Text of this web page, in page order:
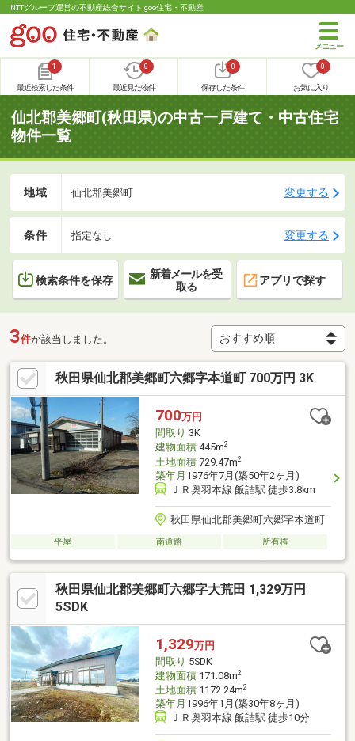
NTTグループ運営の不動産総合サイト goo住宅・不動産
1
最近検索した条件
0
最近見た物件
0
保存した条件
0
お気に入り
仙北郡美郷町(秋田県)の中古一戸建て・中古住宅
物件一覧
地域 仙北郡美郷町 変更する
条件 指定なし 変更する
検索条件を保存
新着メールを受
取る
アプリで探す
3件が該当しました。
秋田県仙北郡美郷町六郷字本道町 700万円 3K
700万円
間取り 3K
建物面積445m2
土地面積729.47m2
築年月 1976年7月(築50年2ヶ月)
ＪＲ奥羽本線 飯詰駅 徒歩3.8km
秋田県仙北郡美郷町六郷字本道町
平屋 南道路 所有権
秋田県仙北郡美郷町六郷字大荒田 1,329万円
5SDK
1,329万円
間取り 5SDK
建物面積171.08m2
土地面積1172.24m2
築年月 1996年1月(築30年8ヶ月)
ＪＲ奥羽本線 飯詰駅 徒歩10分